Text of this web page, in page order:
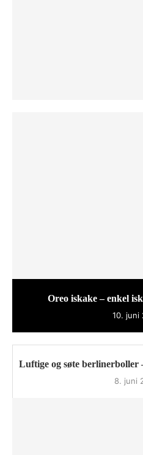
Oreo iskake – enkel
10. juni
Luftige og søte
8. juni